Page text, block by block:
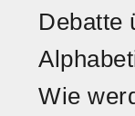
Debatte
Wie